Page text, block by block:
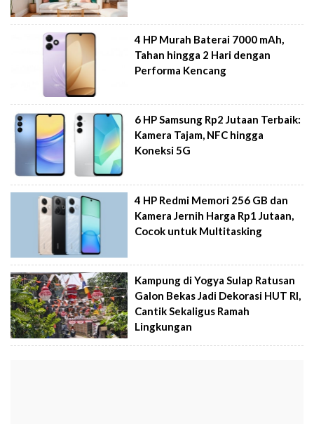
4 HP Murah Baterai 7000 mAh,
Tahan hingga 2 Hari dengan
Performa Kencang
6 HP Samsung Rp2 Jutaan Terbaik:
Kamera Tajam, NFC hingga
Koneksi 5G
4 HP Redmi Memori 256 GB dan
Kamera Jernih Harga Rp1 Jutaan,
Cocok untuk Multitasking
Kampung di Yogya Sulap Ratusan
Galon Bekas Jadi Dekorasi HUT RI,
Cantik Sekaligus Ramah
Lingkungan